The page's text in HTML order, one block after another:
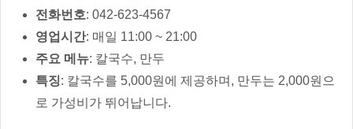
전화번호: 042-623-4567
영업시간: 매일 11:00 ~ 21:00
주요 메뉴: 칼국수, 만두
특징: 칼국수를 5,000원에 제공하며, 만두는 2,000원으
로 가성비가 뛰어납니다.